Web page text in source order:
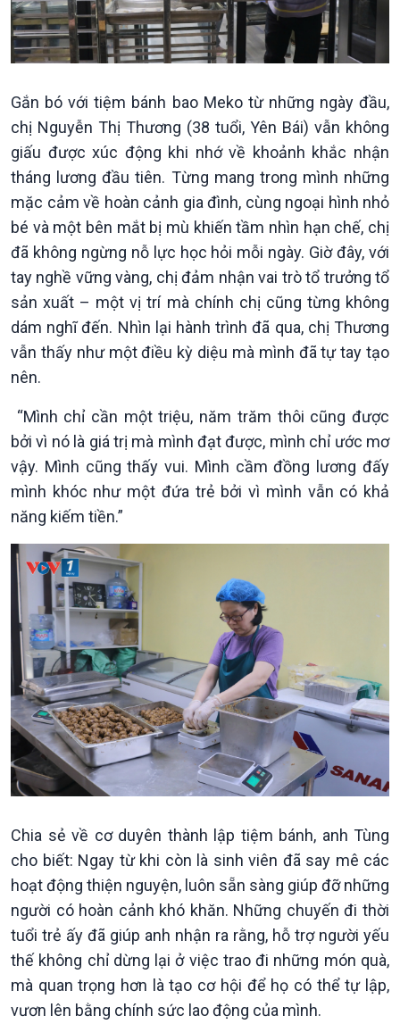
Kinh tế
Tin Kinh tế
Trước giờ mở cửa
Dòng chảy Kinh tế
Sức sống hàng Việt
Khởi nghiệp
Tuyên chiến với gian lận
thương mại
Nông nghiệp & Biển đảo
Tin Nông nghiệp & Biển
Biển đảo Việt Nam
Tâm tình biên giới và hải
đảo
Tìm hiểu biển, đảo Việt
Nam
Gắn bó với tiệm bánh bao Meko từ những ngày đầu,
chị Nguyễn Thị Thương (38 tuổi, Yên Bái) vẫn không
giấu được xúc động khi nhớ về khoảnh khắc nhận
tháng lương đầu tiên. Từng mang trong mình những
mặc cảm về hoàn cảnh gia đình, cùng ngoại hình nhỏ
bé và một bên mắt bị mù khiến tầm nhìn hạn chế, chị
đã không ngừng nỗ lực học hỏi mỗi ngày. Giờ đây, với
tay nghề vững vàng, chị đảm nhận vai trò tổ trưởng tổ
sản xuất – một vị trí mà chính chị cũng từng không
dám nghĩ đến. Nhìn lại hành trình đã qua, chị Thương
vẫn thấy như một điều kỳ diệu mà mình đã tự tay tạo
nên.
“Mình chỉ cần một triệu, năm trăm thôi cũng được
bởi vì nó là giá trị mà mình đạt được, mình chỉ ước mơ
vậy. Mình cũng thấy vui. Mình cầm đồng lương đấy
mình khóc như một đứa trẻ bởi vì mình vẫn có khả
năng kiếm tiền.”
Chia sẻ về cơ duyên thành lập tiệm bánh, anh Tùng
cho biết: Ngay từ khi còn là sinh viên đã say mê các
hoạt động thiện nguyện, luôn sẵn sàng giúp đỡ những
người có hoàn cảnh khó khăn. Những chuyến đi thời
tuổi trẻ ấy đã giúp anh nhận ra rằng, hỗ trợ người yếu
thế không chỉ dừng lại ở việc trao đi những món quà,
mà quan trọng hơn là tạo cơ hội để họ có thể tự lập,
vươn lên bằng chính sức lao động của mình.